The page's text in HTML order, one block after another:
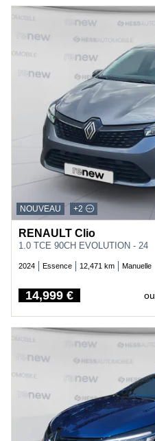
NOUVEAU +2
RENAULT Clio
1.0 TCE 90CH EVOLUTION - 24
2024 Essence 12,471 km Manuelle
Price
14,999 € ou